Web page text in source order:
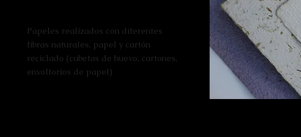
Papeles realizados con diferentes
fibras naturales, papel y cartón
reciclado (cubetas de huevo, cartones,
envoltorios de papel)